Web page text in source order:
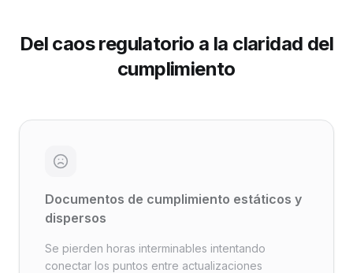
Del caos regulatorio a la claridad del
cumplimiento
Documentos de cumplimiento estáticos y
dispersos
Se pierden horas interminables intentando
conectar los puntos entre actualizaciones